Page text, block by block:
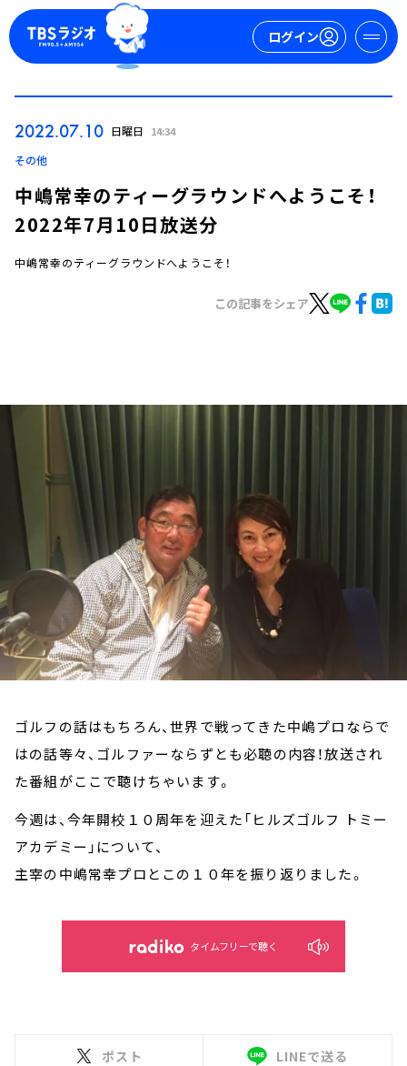
ログイン
お知らせ
イベント・グッズ
YouTube
会社情報
2022.07.10 日曜日 14:34
その他
中嶋常幸のティーグラウンドへようこそ！
2022年7月10日放送分
中嶋常幸のティーグラウンドへようこそ！
この記事をシェア
ゴルフの話はもちろん、世界で戦ってきた中嶋プロならで
はの話等々、ゴルファーならずとも必聴の内容！放送され
た番組がここで聴けちゃいます。
今週は、今年開校１０周年を迎えた「ヒルズゴルフ トミー
アカデミー」について、
主宰の中嶋常幸プロとこの１０年を振り返りました。
タイムフリーで聴く
ポスト LINEで送る